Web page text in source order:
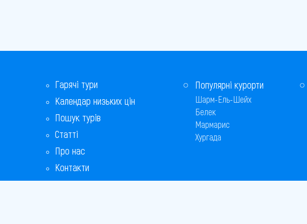
Гарячі тури
Календар низьких цін
Пошук турів
Статті
Про нас
Контакти
Бонусна програма
Популярні курорти
Шарм-Ель-Шейх
Белек
Мармарис
Хургада